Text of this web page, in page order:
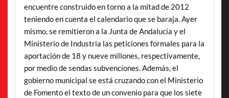
encuentre construido en torno a la mitad de 2012
teniendo en cuenta el calendario que se baraja. Ayer
mismo, se remitieron a la Junta de Andalucía y el
Ministerio de Industria las peticiones formales para la
aportación de 18 y nueve millones, respectivamente,
por medio de sendas subvenciones. Además, el
gobierno municipal se está cruzando con el Ministerio
de Fomento el texto de un convenio para que los siete